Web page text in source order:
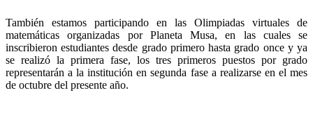
También estamos participando en las Olimpiadas virtuales de
matemáticas organizadas por Planeta Musa, en las cuales se
inscribieron estudiantes desde grado primero hasta grado once y ya
se realizó la primera fase, los tres primeros puestos por grado
representarán a la institución en segunda fase a realizarse en el mes
de octubre del presente año.